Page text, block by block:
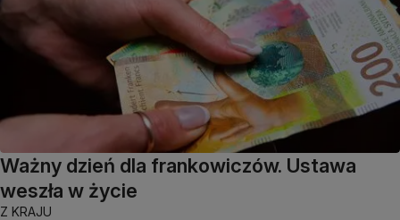
Ważny dzień dla frankowiczów. Ustawa
weszła w życie
Z KRAJU